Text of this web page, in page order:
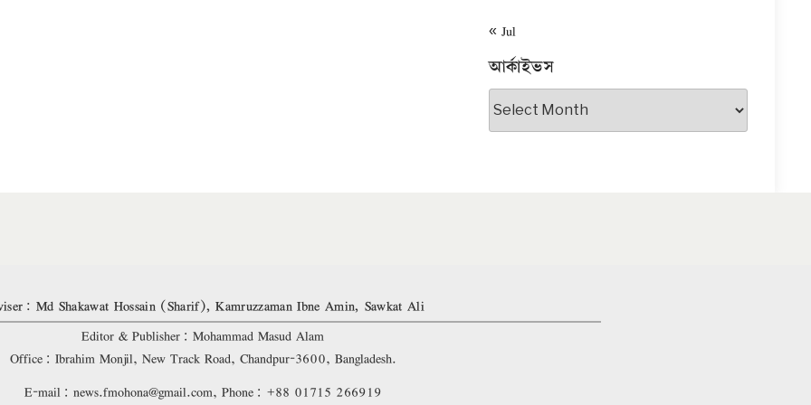
« Jul
আর্কাইভস
আর্কাইভস
Md Shakawat Hossain (Sharif), Kamruzzaman Ibne Amin, Sawkat Ali
Editor & Publisher: Mohammad Masud Alam
Office: Ibrahim Monjil, New Track Road, Chandpur-3600, Bangladesh.
E-mail: news.fmohona@gmail.com, Phone: +88 01715 266919